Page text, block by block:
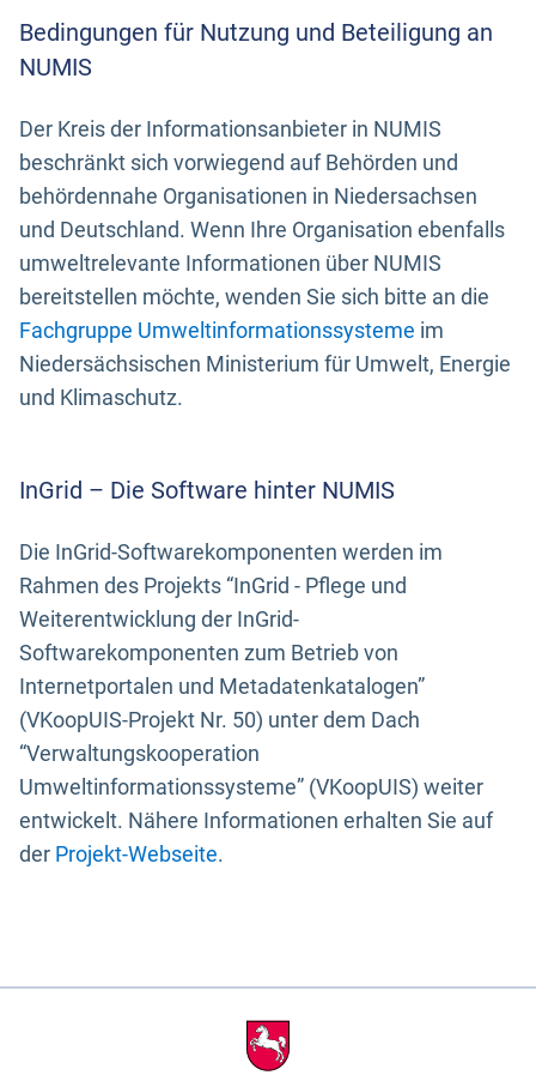
Bedingungen für Nutzung und Beteiligung an
NUMIS
Der Kreis der Informationsanbieter in NUMIS
beschränkt sich vorwiegend auf Behörden und
behördennahe Organisationen in Niedersachsen
und Deutschland. Wenn Ihre Organisation ebenfalls
umweltrelevante Informationen über NUMIS
bereitstellen möchte, wenden Sie sich bitte an die
Fachgruppe Umweltinformationssysteme im
Niedersächsischen Ministerium für Umwelt, Energie
und Klimaschutz.
InGrid – Die Software hinter NUMIS
Die InGrid-Softwarekomponenten werden im
Rahmen des Projekts “InGrid - Pflege und
Weiterentwicklung der InGrid-
Softwarekomponenten zum Betrieb von
Internetportalen und Metadatenkatalogen”
(VKoopUIS-Projekt Nr. 50) unter dem Dach
“Verwaltungskooperation
Umweltinformationssysteme” (VKoopUIS) weiter
entwickelt. Nähere Informationen erhalten Sie auf
der Projekt-Webseite.